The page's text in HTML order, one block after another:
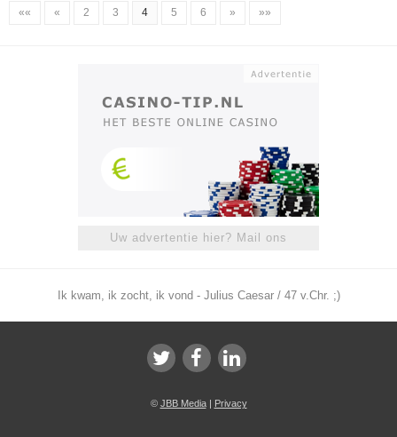
«« « 2 3 4 5 6 » »»
Uw advertentie hier? Mail ons
Ik kwam, ik zocht, ik vond - Julius Caesar / 47 v.Chr. ;)
© JBB Media| Privacy